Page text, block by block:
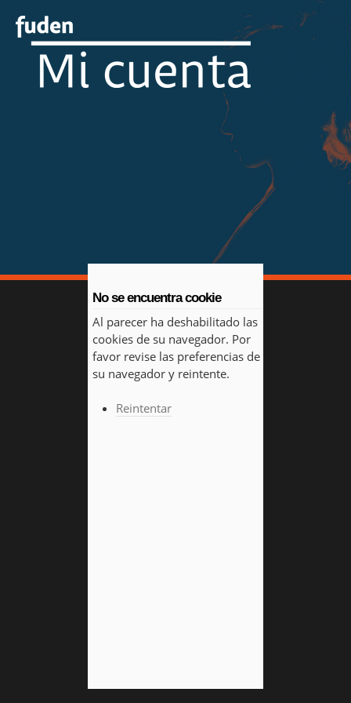
No se encuentra cookie
Al parecer ha deshabilitado las
cookies de su navegador. Por
favor revise las preferencias de
su navegador y reintente.
Reintentar